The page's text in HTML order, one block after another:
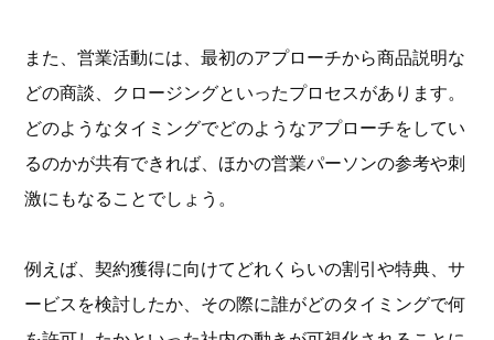
また、営業活動には、最初のアプローチから商品説明な
どの商談、クロージングといったプロセスがあります。
どのようなタイミングでどのようなアプローチをしてい
るのかが共有できれば、ほかの営業パーソンの参考や刺
激にもなることでしょう。
例えば、契約獲得に向けてどれくらいの割引や特典、サ
ービスを検討したか、その際に誰がどのタイミングで何